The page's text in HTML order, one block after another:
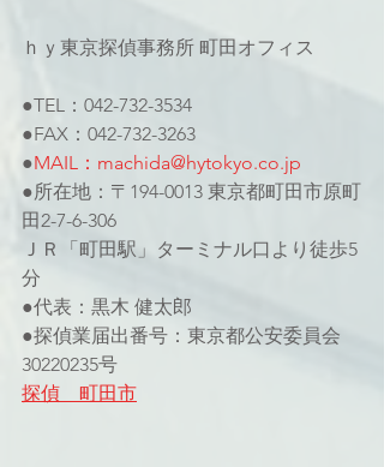
ｈｙ東京探偵事務所 町田オフィス
●TEL：042-732-3534
●FAX：042-732-3263
●MAIL：machida@hytokyo.co.jp
●所在地：〒194-0013 東京都町田市原町
田2-7-6-306
ＪＲ「町田駅」ターミナル口より徒歩5
分
●代表：黒木 健太郎
●探偵業届出番号：東京都公安委員会
30220235号
探偵　町田市